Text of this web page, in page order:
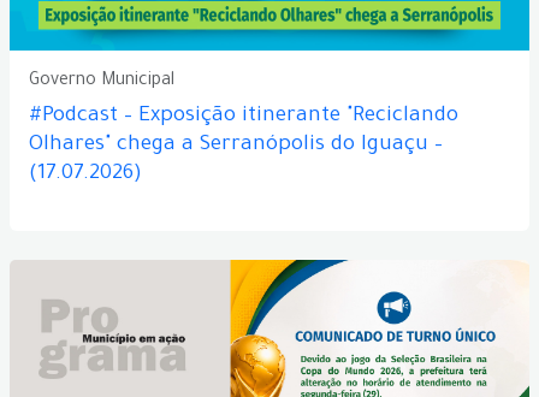
Governo Municipal
#Podcast – Exposição itinerante "Reciclando
Olhares" chega a Serranópolis do Iguaçu –
(17.07.2026)